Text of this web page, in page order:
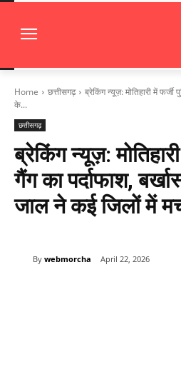
Home छत्तीसगढ़
ब्रेकिंग न्यूज़: मोतिहारी में फर्जी
के...
छत्तीसगढ़
ब्रेकिंग न्यूज़:
गैंग का पर्दाफाश,
जाल ने कई जिलों में
By webmorcha April 22, 2026